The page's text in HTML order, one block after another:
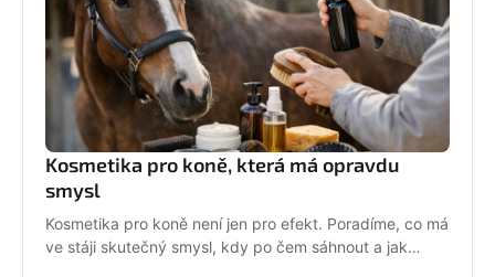
Kosmetika pro koně, která má opravdu
smysl
Kosmetika pro koně není jen pro efekt. Poradíme, co má
ve stáji skutečný smysl, kdy po čem sáhnout a jak